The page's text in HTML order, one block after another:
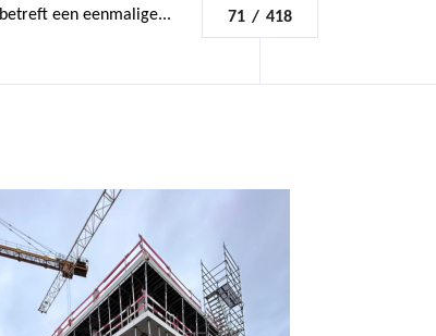
een eenmalige... 71 / 418